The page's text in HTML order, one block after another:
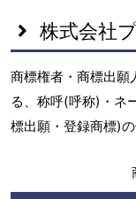
株式会社
商標権者・商標出願
る、称呼(呼称)・ネ
標出願・登録商標)